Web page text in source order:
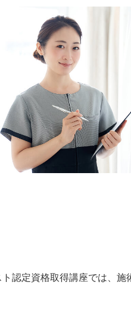
認定資格取得講座では、施